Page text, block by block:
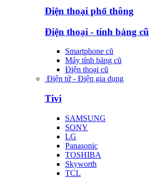
Điện thoại phổ thông
Điện thoại - tính bảng cũ
Smartphone cũ
Máy tính bảng cũ
Điện thoại cũ
Điện tử - Điện gia dụng
Tivi
SAMSUNG
SONY
LG
Panasonic
TOSHIBA
Skyworth
TCL